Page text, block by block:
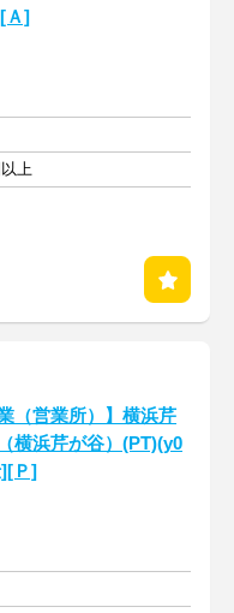
Ａ]
上
（営業所）】横浜芹
横浜芹が谷）(PT)(y0
Ｐ]